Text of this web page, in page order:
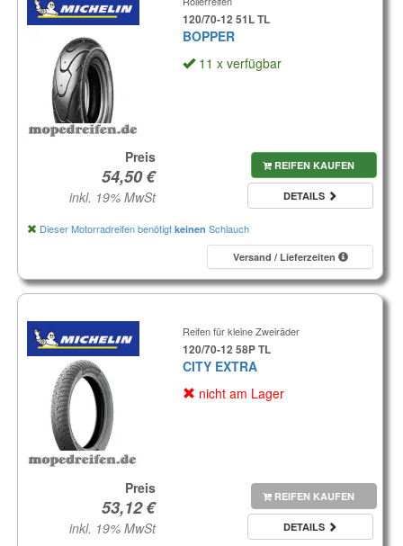
120/70-12 51L TL
BOPPER
11 x verfügbar
Preis
inkl. 19% MwSt
REIFEN KAUFEN
DETAILS
Dieser Motorradreifen benötigt keinen Schlauch
Versand / Lieferzeiten
Reifen für kleine Zweiräder
120/70-12 58P TL
CITY EXTRA
nicht am Lager
Preis
inkl. 19% MwSt
REIFEN KAUFEN
DETAILS